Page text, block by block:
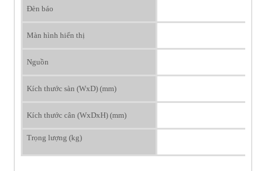
Đèn báo
Màn hình hiển thị
Nguồn
Kích thước sàn (WxD) (mm)
Kích thước cân (WxDxH) (mm)
Trọng lượng (kg)